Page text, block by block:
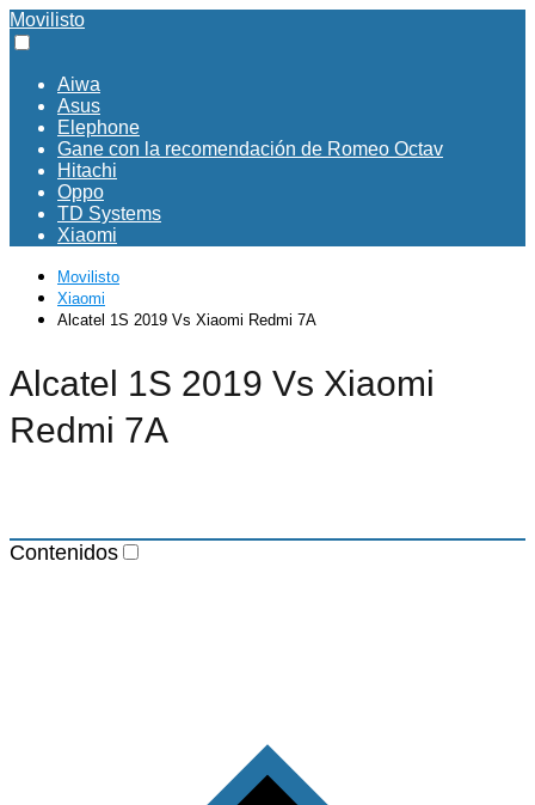
Movilisto
Aiwa
Asus
Elephone
Gane con la recomendación de Romeo Octav
Hitachi
Oppo
TD Systems
Xiaomi
Movilisto
Xiaomi
Alcatel 1S 2019 Vs Xiaomi Redmi 7A
Alcatel 1S 2019 Vs Xiaomi
Redmi 7A
Contenidos